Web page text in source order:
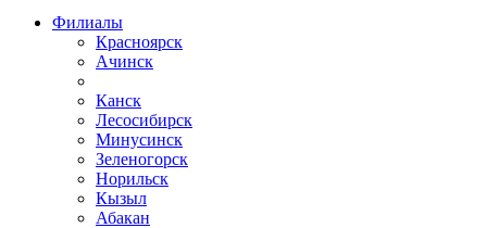
Филиалы
Красноярск
Ачинск
Канск
Лесосибирск
Минусинск
Зеленогорск
Норильск
Кызыл
Абакан